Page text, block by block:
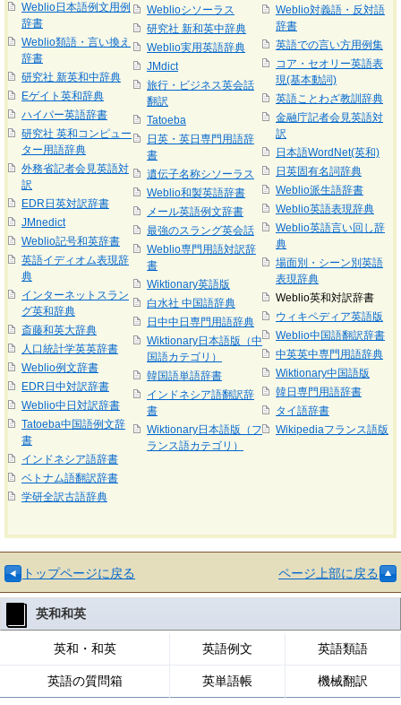
Weblio日本語例文用例
辞書
Weblio類語・言い換え
辞書
研究社 新英和中辞典
Eゲイト英和辞典
ハイパー英語辞書
研究社 英和コンピュー
ター用語辞典
外務省記者会見英語対
訳
EDR日英対訳辞書
JMnedict
Weblio記号和英辞書
英語イディオム表現辞
典
インターネットスラン
グ英和辞典
斎藤和英大辞典
人口統計学英英辞書
Weblio例文辞書
EDR日中対訳辞書
Weblio中日対訳辞書
Tatoeba中国語例文辞
書
インドネシア語辞書
ベトナム語翻訳辞書
学研全訳古語辞典
Weblioシソーラス
研究社 新和英中辞典
Weblio実用英語辞典
JMdict
旅行・ビジネス英会話
翻訳
Tatoeba
日英・英日専門用語辞
書
遺伝子名称シソーラス
Weblio和製英語辞書
メール英語例文辞書
最強のスラング英会話
Weblio専門用語対訳辞
書
Wiktionary英語版
白水社 中国語辞典
日中中日専門用語辞典
Wiktionary日本語版（中
国語カテゴリ）
韓国語単語辞書
インドネシア語翻訳辞
書
Wiktionary日本語版（フ
ランス語カテゴリ）
Weblio対義語・反対語
辞書
英語での言い方用例集
コア・セオリー英語表
現(基本動詞)
英語ことわざ教訓辞典
金融庁記者会見英語対
訳
日本語WordNet(英和)
日英固有名詞辞典
Weblio派生語辞書
Weblio英語表現辞典
Weblio英語言い回し辞
典
場面別・シーン別英語
表現辞典
Weblio英和対訳辞書
ウィキペディア英語版
Weblio中国語翻訳辞書
中英英中専門用語辞典
Wiktionary中国語版
韓日専門用語辞書
タイ語辞書
Wikipediaフランス語版
トップページに戻る ページ上部に戻る
英和和英
英和・和英 英語例文 英語類語
英語の質問箱 英単語帳 機械翻訳